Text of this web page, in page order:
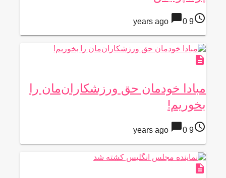
access_time
9 years ago
chat_bubble0
description
مبادا خودمان حق ورزشکاران‌مان را
بخوریم!
access_time
9 years ago
chat_bubble0
description